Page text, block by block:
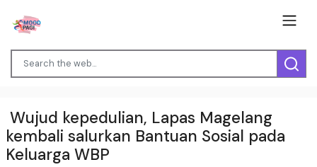
Wujud kepedulian, Lapas Magelang
kembali salurkan Bantuan Sosial pada
Keluarga WBP